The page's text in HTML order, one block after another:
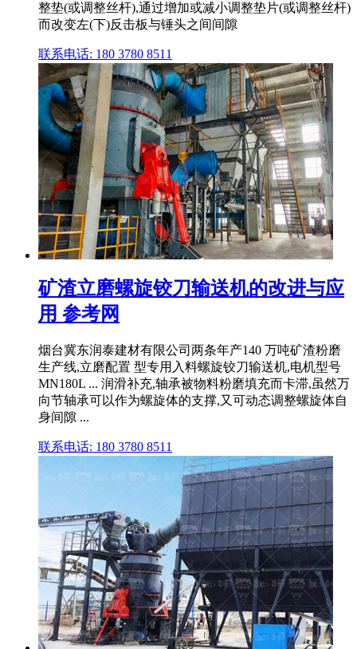
整垫(或调整丝杆),通过增加或减小调整垫片(或调整丝杆)
而改变左(下)反击板与锤头之间间隙
联系电话: 180 3780 8511
矿渣立磨螺旋铰刀输送机的改进与应
用 参考网
烟台冀东润泰建材有限公司两条年产140 万吨矿渣粉磨
生产线,立磨配置 型专用入料螺旋铰刀输送机,电机型号
MN180L ... 润滑补充,轴承被物料粉磨填充而卡滞,虽然万
向节轴承可以作为螺旋体的支撑,又可动态调整螺旋体自
身间隙 ...
联系电话: 180 3780 8511